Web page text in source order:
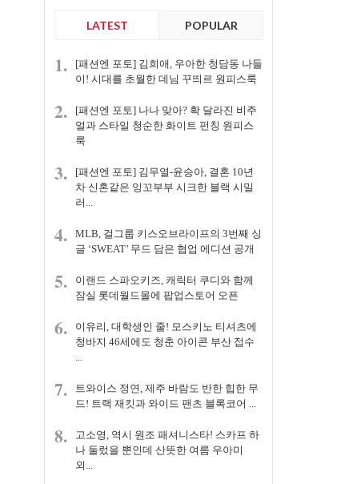
LATEST POPULAR
1.
[패션엔 포토] 김희애, 우아한 청담동 나들
이! 시대를 초월한 데님 꾸띄르 원피스룩
2.
[패션엔 포토] 나나 맞아? 확 달라진 비주
얼과 스타일 청순한 화이트 펀칭 원피스
룩
3.
[패션엔 포토] 김무열-윤승아, 결혼 10년
차 신혼같은 잉꼬부부 시크한 블랙 시밀
러...
4.
MLB, 걸그룹 키스오브라이프의 3번째 싱
글 ‘SWEAT’ 무드 담은 협업 에디션 공개
5.
이랜드 스파오키즈, 캐릭터 쿠디와 함께
잠실 롯데월드몰에 팝업스토어 오픈
6.
이유리, 대학생인 줄! 모스키노 티셔츠에
청바지 46세에도 청춘 아이콘 부산 접수
...
7.
트와이스 정연, 제주 바람도 반한 힙한 무
드! 트랙 재킷과 와이드 팬츠 블록코어 ...
8.
고소영, 역시 원조 패셔니스타! 스카프 하
나 둘렀을 뿐인데 산뜻한 여름 우아미
외...